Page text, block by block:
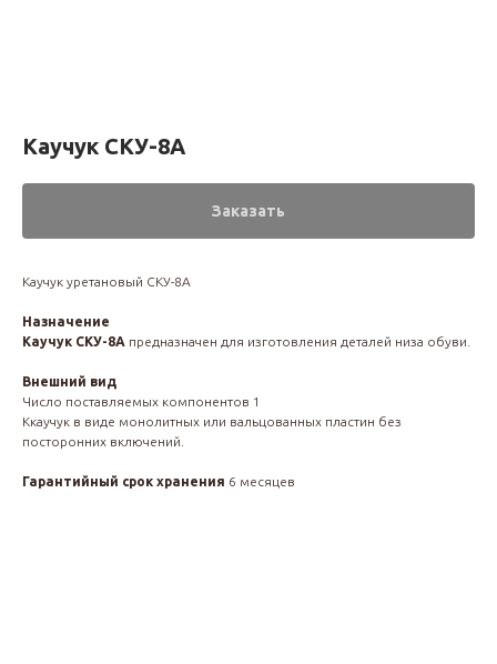
Каучук СКУ-8А
Заказать
Каучук уретановый СКУ-8А
Назначение
Каучук СКУ-8А предназначен для изготовления деталей низа обуви.
Внешний вид
Число поставляемых компонентов 1
Ккаучук в виде монолитных или вальцованных пластин без
посторонних включений.
Гарантийный срок хранения 6 месяцев